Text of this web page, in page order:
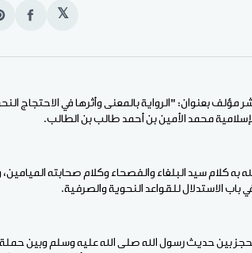
𝕏
انشر
مؤلف بعنوان: "الرواية بالمعنى وأثرها في الاحتجاج
محمد الأمين بن أحمد طالب بن الطالب.
به كلام سيد البلغاء والفصحاء وكلام صحابته الميامين،
الاستدلال للقواعد النحوية والصرفية.
بين حديث رسول الله صلى الله عليه وسلم وبين